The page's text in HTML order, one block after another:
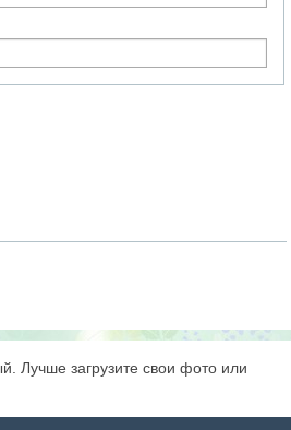
Лучше загрузите свои фото или